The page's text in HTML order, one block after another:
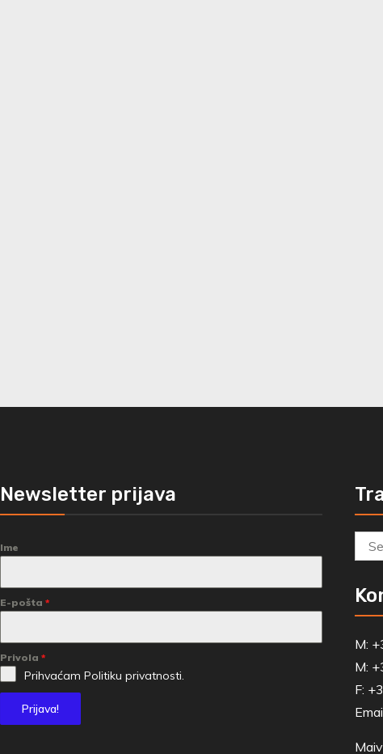
Newsletter prijava
Ime
E-pošta*
Privola*
PrihvaćamPolitiku privatnosti.
Prijava!
M:
M:
F: